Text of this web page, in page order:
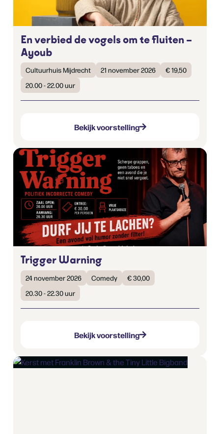
En verbied de vogels om te fluiten –
Ayoub
Cultuurhuis Mijdrecht 21 november 2026
€ 19,50
20.00 - 22.00 uur
Bekijk voorstelling
Trigger Warning
24 november 2026 Comedy
€ 30,00
20.30 - 22.30 uur
Bekijk voorstelling